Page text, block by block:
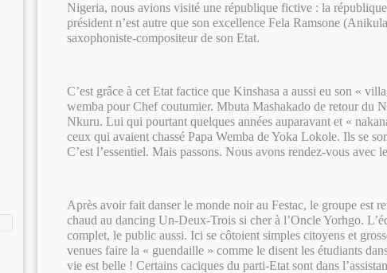
Nigeria, nous avions visité une république fictive : la
président n’est autre que son excellence Fela Ramsone
saxophoniste-compositeur de son Etat.
C’est grâce à cet Etat factice que Kinshasa a aussi eu son «
wemba pour Chef coutumier. Mbuta Mashakado de retour du
Nkuru. Lui qui pourtant quelques années auparavant et «
ceux qui avaient chassé Papa Wemba de Yoka Lokole. Ils se
C’est l’essentiel. Mais passons. Nous avons rendez-vous avec
Après avoir fait danser le monde noir au Festac, le groupe est
chaud au dancing Un-Deux-Trois si cher à l’Oncle Yorhgo.
complet, le public aussi. Ici se côtoient simples citoyens et
venues faire la « guendaille » comme le disent les étudiants
vie est belle ! Certains caciques du parti-Etat sont dans